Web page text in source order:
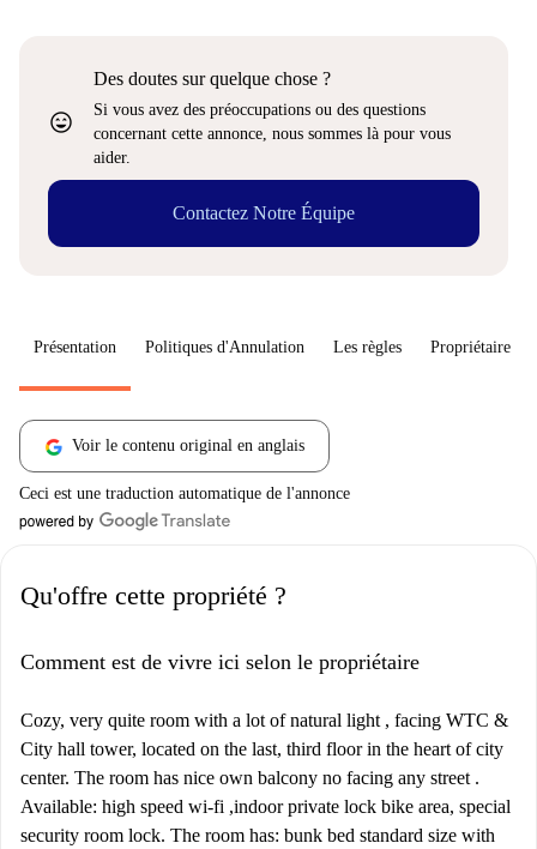
sentiment_very_satisfied
Des doutes sur quelque chose ?
Si vous avez des préoccupations ou des questions
concernant cette annonce, nous sommes là pour vous
aider.
Contactez Notre Équipe
Présentation Politiques d'Annulation Les règles Propriétaire
Voir le contenu original en anglais
Ceci est une traduction automatique de l'annonce
Qu'offre cette propriété ?
Comment est de vivre ici selon le propriétaire
Cozy, very quite room with a lot of natural light , facing WTC &
City hall tower, located on the last, third floor in the heart of city
center. The room has nice own balcony no facing any street .
Available: high speed wi-fi ,indoor private lock bike area, special
security room lock. The room has: bunk bed standard size with